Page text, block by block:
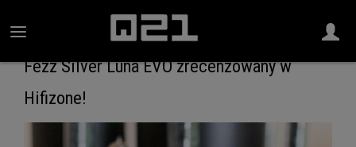
Fezz Silver Luna EVO zrecenzowany w
Hifizone!